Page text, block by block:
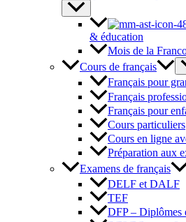
& éducation
Mois de la
Cours de français
Français pour
Français
Français pour
Cours particuliers
Cours en ligne
Préparation aux
Examens de français
DELF et DALF
TEF
DFP – Diplômes